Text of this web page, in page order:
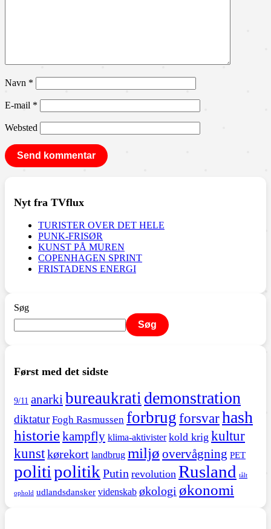
Navn *
E-mail *
Websted
Nyt fra TVflux
TURISTER OVER DET HELE
PUNK-FRISØR
KUNST PÅ MUREN
COPENHAGEN SPRINT
FRISTADENS ENERGI
Søg
Søg
Først med det sidste
9/11 anarki bureaukrati demonstration
diktatur Fogh Rasmussen forbrugforsvarhash
historiekampfly klima-aktivister kold krig kultur
kunstkørekort landbrug miljø overvågning PET
politipolitik Putin revolution Rusland tålt
ophold udlandsdansker videnskab økologi økonomi